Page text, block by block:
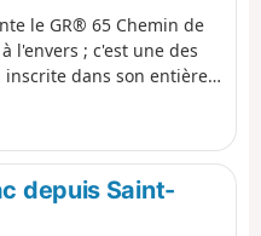
le GR® 65 Chemin de
l'envers ; c'est une des
dans son entièreté
traverse les plateaux
exceptionnel d'Aubrac.
depuis Saint-